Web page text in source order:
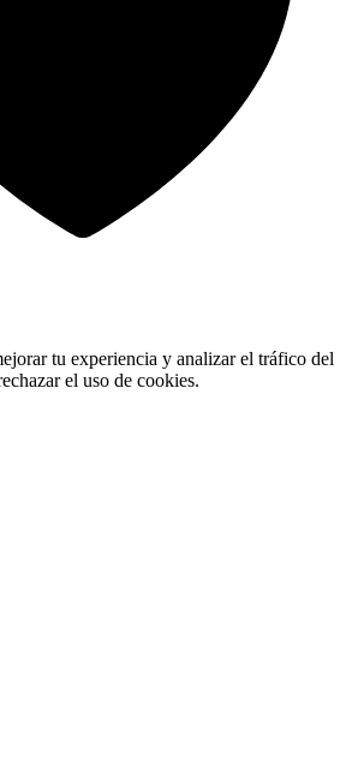
tu experiencia y analizar el tráfico del
el uso de cookies.